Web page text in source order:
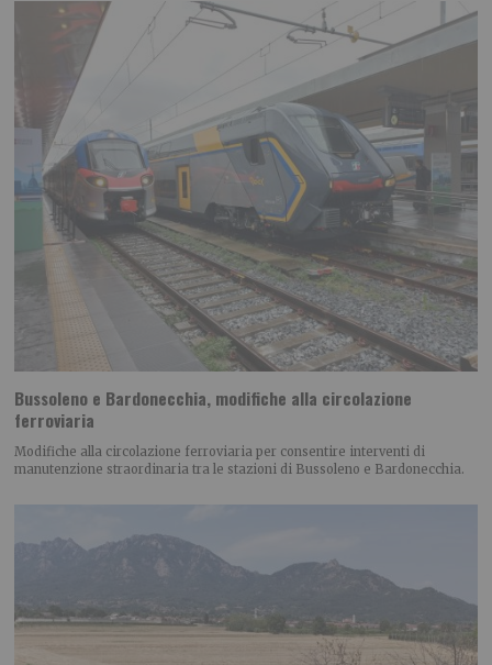
Bussoleno e Bardonecchia, modifiche alla circolazione
ferroviaria
Modifiche alla circolazione ferroviaria per consentire interventi di
manutenzione straordinaria tra le stazioni di Bussoleno e Bardonecchia.